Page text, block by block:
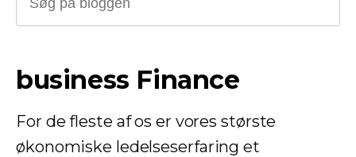
business Finance
For de fleste af os er vores største
økonomiske ledelseserfaring et